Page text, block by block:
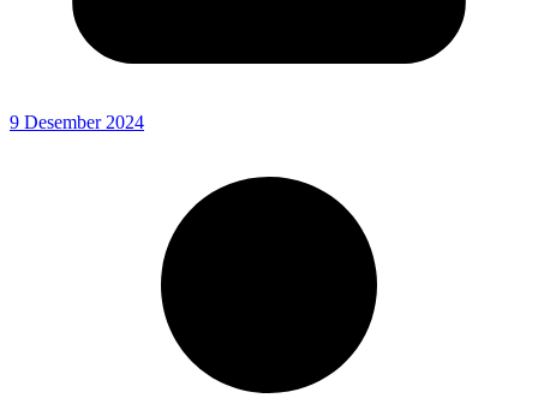
9 Desember 2024